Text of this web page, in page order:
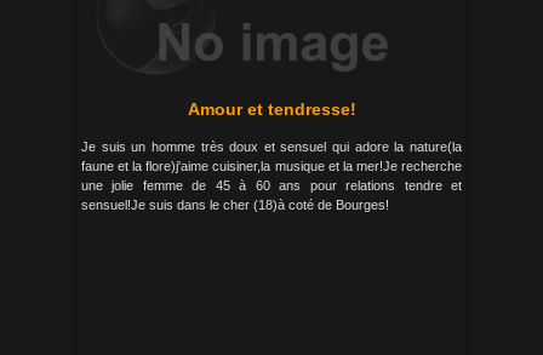
Amour et tendresse!
Je suis un homme très doux et sensuel qui adore la nature(la
faune et la flore)j'aime cuisiner,la musique et la mer!Je recherche
une jolie femme de 45 à 60 ans pour relations tendre et
sensuel!Je suis dans le cher (18)à coté de Bourges!